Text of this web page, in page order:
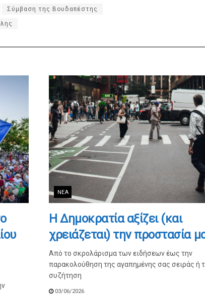
Σύμβαση της Βουδαπέστης
ΝΈΑ
Η Δημοκρατία αξίζει (και
χρειάζεται) την προστασία
Από το σκρολάρισμα των ειδήσεων έως την
παρακολούθηση της αγαπημένης σας σειράς ή
συζήτηση
03/06/2026